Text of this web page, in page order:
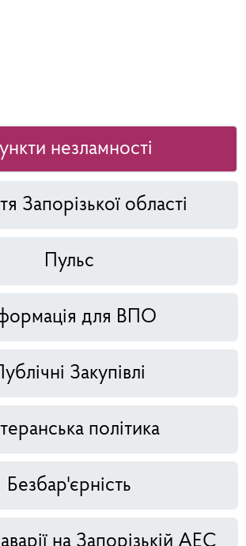
незламності
Запорізької області
Пульс
для ВПО
Публічні Закупівлі
політика
Безбар'єрність
аварії на Запорізькій АЕС